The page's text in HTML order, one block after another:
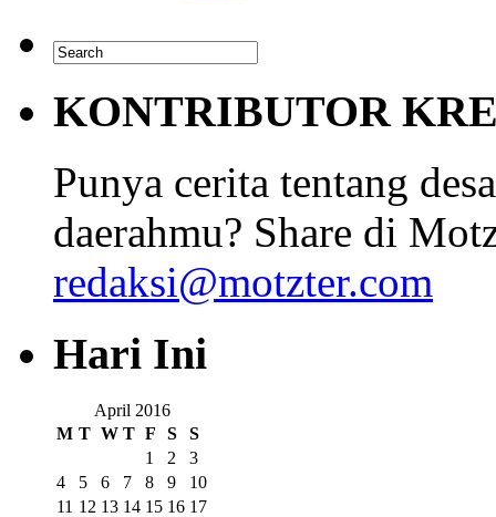
KONTRIBUTOR
Punya cerita tentang
daerahmu? Share di
redaksi@motzter.com
Hari Ini
April 2016
M T W T F S S
1 2
3
4
5 6 7 8 9
10
11 12 13 14 15 16 17